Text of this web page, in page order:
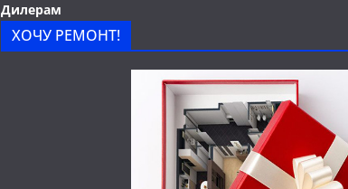
Дилерам
ХОЧУ РЕМОНТ!